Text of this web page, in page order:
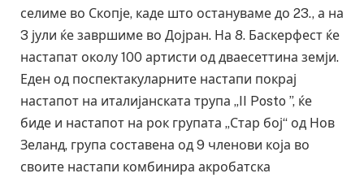
селиме во Скопје, каде што остануваме до 23., а на
3 јули ќе завршиме во Дојран. На 8. Баскерфест ќе
настапат околу 100 артисти од дваесеттина земји.
Еден од поспектакуларните настапи покрај
настапот на италијанската трупа „II Posto ”, ќе
биде и настапот на рок групата „Стар бој“ од Нов
Зеланд, група составена од 9 членови која во
своите настапи комбинира акробатска